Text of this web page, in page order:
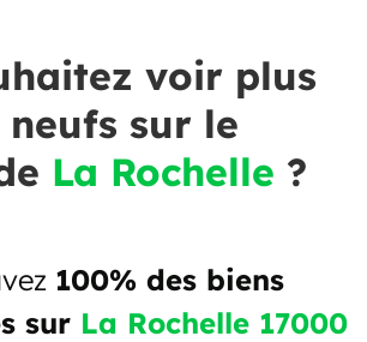
voir plus
neufs sur le
La Rochelle ?
100% des biens
sur La Rochelle 17000